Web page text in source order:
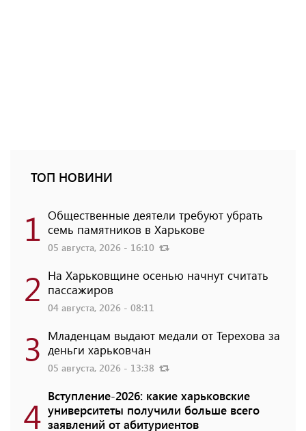
ТОП НОВИНИ
1 Общественные деятели требуют убрать
семь памятников в Харькове
05 августа, 2026 - 16:10
2 На Харьковщине осенью начнут считать
пассажиров
04 августа, 2026 - 08:11
3 Младенцам выдают медали от Терехова за
деньги харьковчан
05 августа, 2026 - 13:38
4 Вступление-2026: какие харьковские
университеты получили больше всего
заявлений от абитуриентов